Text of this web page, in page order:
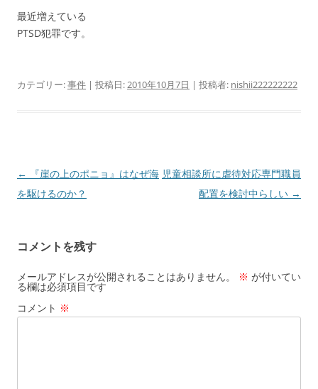
最近増えている
PTSD犯罪です。
カテゴリー:事件 | 投稿日:2010年10月7日 | 投稿者: nishii222222222
投
稿
ゲ
ー
シ
ョ
←
『崖の上のポニョ』はなぜ海
を駆けるのか？
児童相談所に虐待対応専門職員
配置を検討中らしい →
コメントを残す
メールアドレスが公開されることはありません。 ※ が付いてい
る欄は必須項目です
コメント ※